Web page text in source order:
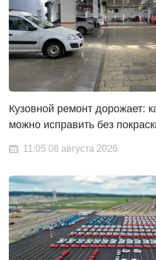
Кузовной ремонт дорожает:
можно исправить без
11:05 08 августа 2026